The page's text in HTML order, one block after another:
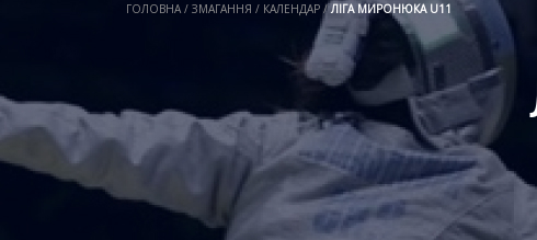
ГОЛОВНА / ЗМАГАННЯ / КАЛЕНДАР / ЛІГА МИРОНЮКА U11